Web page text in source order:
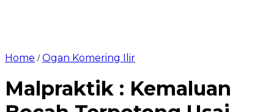
Home /Ogan Komering Ilir
Malpraktik : Kemaluan